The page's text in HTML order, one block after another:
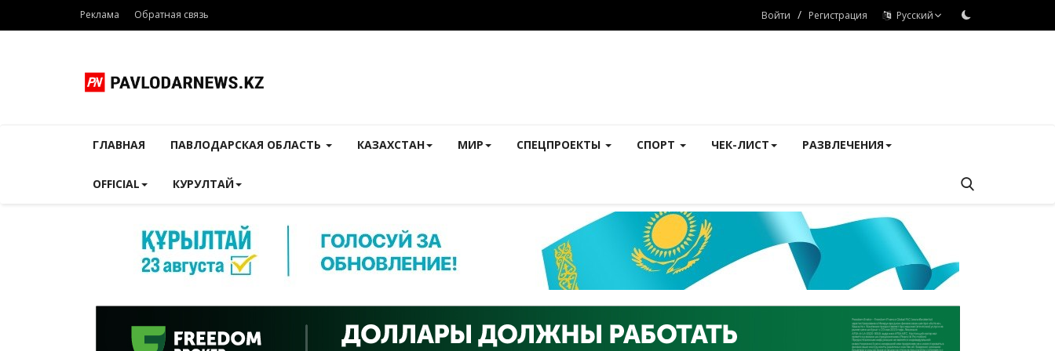
Реклама Обратная связь Войти / Регистрация Русский
ГЛАВНАЯ ПАВЛОДАРСКАЯ ОБЛАСТЬ КАЗАХСТАН МИР СПЕЦПРОЕКТЫ СПОРТ ЧЕК-ЛИСТ РАЗВЛЕЧЕНИЯ
OFFICIAL КУРУЛТАЙ